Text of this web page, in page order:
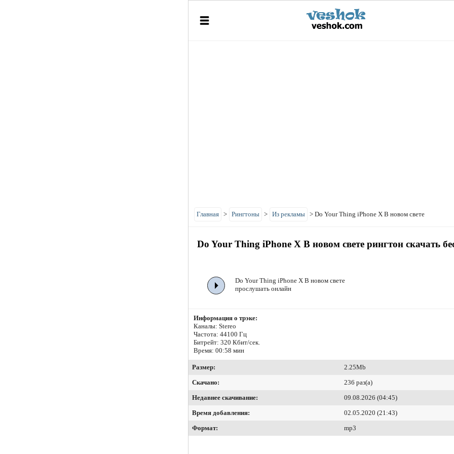
Главная > Рингтоны > Из рекламы > Do Your Thing iPhone X В новом свете
Do Your Thing iPhone X В новом свете рингтон скачать
Do Your Thing iPhone X В новом свете
прослушать онлайн
Информация о трэке:
Каналы: Stereo
Частота: 44100 Гц
Битрейт: 320 Кбит/сек.
Время: 00:58 мин
Размер:
2.25Mb
Скачано:
236 раз(а)
Недавнее скачивание:
09.08.2026 (04:45)
Время добавления:
02.05.2020 (21:43)
Формат:
mp3